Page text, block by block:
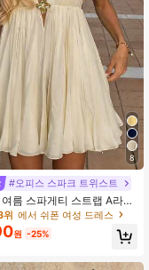
8
#오피스 스파크 트위스트
름 스파게티 스트랩 A라인
미니 드레스, 해변, 휴가, 애
, 야외 파티, 바캉스룩에 우
위 에서 쉬폰 여성 드레스
원 -25%